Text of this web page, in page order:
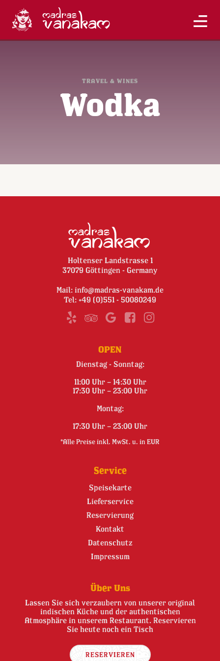
TRAVEL & WINES
Wodka
Holtenser Landstrasse 1
37079 Göttingen - Germany
Mail: info@madras-vanakam.de
Tel: +49 (0)551 - 50080249
OPEN
Dienstag - Sonntag:
11:00 Uhr – 14:30 Uhr
17:30 Uhr – 23:00 Uhr
Montag:
17:30 Uhr – 23:00 Uhr
*Alle Preise inkl. MwSt. u. in EUR
Service
Speisekarte
Lieferservice
Reservierung
Kontakt
Datenschutz
Impressum
Über Uns
Lassen Sie sich verzaubern von unserer original
indischen Küche und der authentischen
Atmosphäre in unserem Restaurant. Reservieren
Sie heute noch ein Tisch
RESERVIEREN